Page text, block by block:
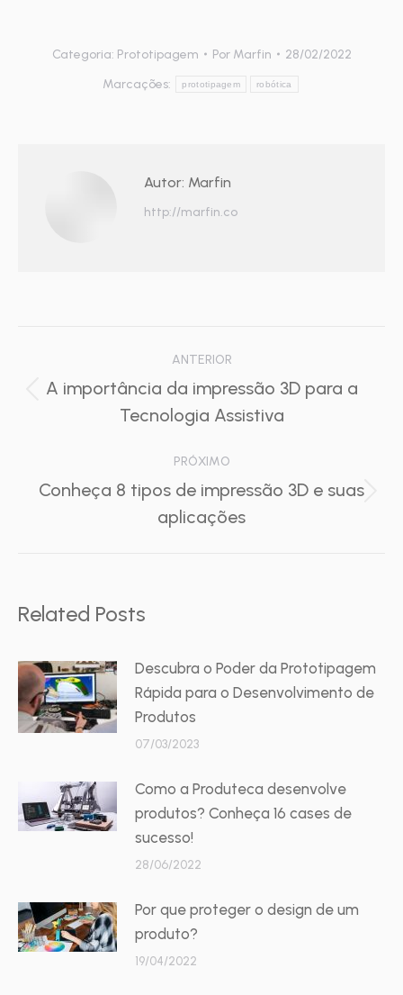
janela) janela)
Categoria: Prototipagem Por Marfin
28/02/2022
Marcações:
prototipagem robótica
Autor: Marfin
http://marfin.co
de
ANTERIOR
Post
anterior:
A importância da impressão 3D para a
Tecnologia Assistiva
PRÓXIMO
Próximo
post:
Conheça 8 tipos de impressão 3D e suas
aplicações
Related Posts
Descubra o Poder da Prototipagem
Rápida para o Desenvolvimento de
Produtos
07/03/2023
Como a Produteca desenvolve
produtos? Conheça 16 cases de
sucesso!
28/06/2022
Por que proteger o design de um
produto?
19/04/2022